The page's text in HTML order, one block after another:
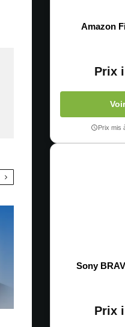
Amazon
Prix
Prix mis
Sony
Prix